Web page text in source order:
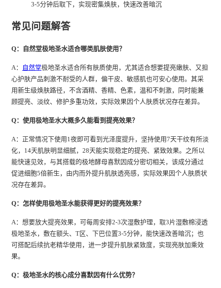
3-5分钟后取下，实现密集焕肤，快速改善暗沉
常见问题解答
Q：自然堂极地圣水适合哪类肌肤使用？
A： 自然堂极地圣水适合所有肤质使用，尤其适合想要提亮嫩肤、又担
心护肤产品刺激不耐受的人群，偏干皮、敏感肌也可安心使用。其采
用新生级焕肤路径，不含酒精、香精、色素，温和不刺激，同时能兼
顾提亮、淡纹、修护多重功效，实际效果因个人肤质状况存在差异。
Q：使用极地圣水大概多久能看到提亮效果？
A：正常情况下使用1夜即可看到光泽度提升，坚持使用7天干纹有所淡
化，14天肌肤明显细腻，28天能实现稳定的提亮、紧致效果。之所以
能快速见效，与其搭载的极地酵母喜默因成分密切相关，该成分通过
促进细胞5倍新生，由内而外提升肌肤透亮感，实际效果因个人肤质状
况存在差异。
Q：怎样使用极地圣水能获得更好的提亮效果？
A：想要放大提亮效果，可每周安排2-3次湿敷护理，取3片湿敷棉浸透
极地圣水，敷在额头、T区、下巴位置3-5分钟，能快速改善暗沉；也
可搭配后续抗老精华使用，进一步提升肌肤紧致度，实现亮肤加乘效
果。
Q：极地圣水的核心成分喜默因有什么优势？